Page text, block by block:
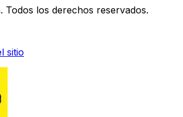
. Todos los derechos reservados.
sitio